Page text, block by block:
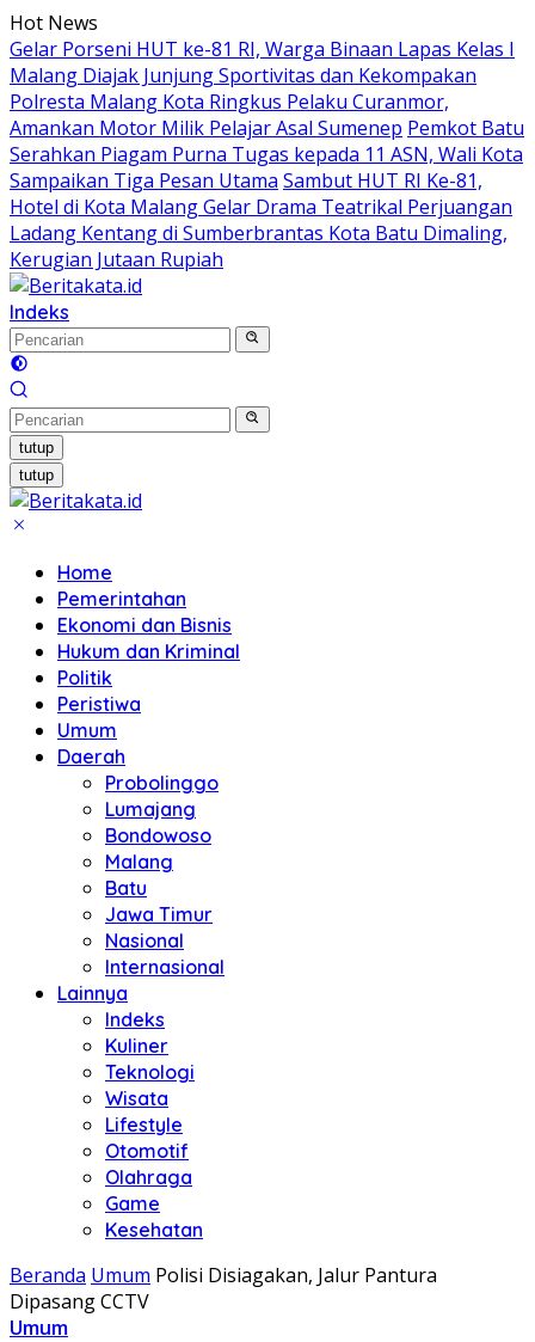
Langsung
ke
konten
Hot News
Gelar Porseni HUT ke-81 RI, Warga Binaan Lapas Kelas I
Malang Diajak Junjung Sportivitas dan Kekompakan
Polresta Malang Kota Ringkus Pelaku Curanmor,
Amankan Motor Milik Pelajar Asal Sumenep Pemkot Batu
Serahkan Piagam Purna Tugas kepada 11 ASN, Wali Kota
Sampaikan Tiga Pesan Utama Sambut HUT RI Ke-81,
Hotel di Kota Malang Gelar Drama Teatrikal Perjuangan
Ladang Kentang di Sumberbrantas Kota Batu Dimaling,
Kerugian Jutaan Rupiah
Indeks
tutup
tutup
Home
Pemerintahan
Ekonomi dan Bisnis
Hukum dan Kriminal
Politik
Peristiwa
Umum
Daerah
Probolinggo
Lumajang
Bondowoso
Malang
Batu
Jawa Timur
Nasional
Internasional
Lainnya
Indeks
Kuliner
Teknologi
Wisata
Lifestyle
Otomotif
Olahraga
Game
Kesehatan
Beranda Umum Polisi Disiagakan, Jalur Pantura
Dipasang CCTV
Umum